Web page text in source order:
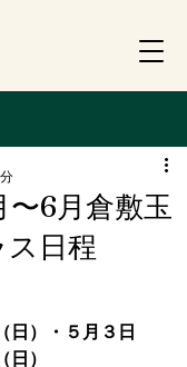
〜6月倉敷玉
日程
日）・５月３日
日）